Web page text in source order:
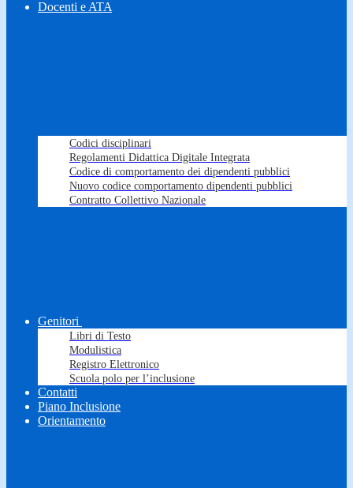
Docenti e ATA
Codici disciplinari
Regolamenti Didattica Digitale Integrata
Codice di comportamento dei dipendenti pubblici
Nuovo codice comportamento dipendenti pubblici
Contratto Collettivo Nazionale
Genitori
Libri di Testo
Modulistica
Registro Elettronico
Scuola polo per l’inclusione
Contatti
Piano Inclusione
Orientamento